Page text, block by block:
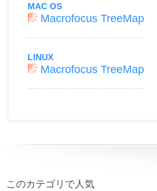
MAC OS
Macrofocus TreeMap
LINUX
Macrofocus TreeMap
このカテゴリで人気